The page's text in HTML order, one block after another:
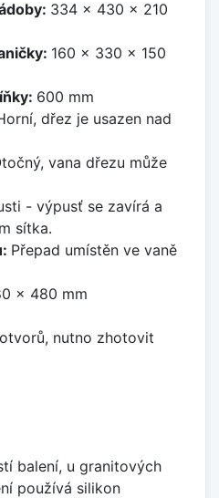
334 x 430 x 210
160 x 330 x 150
600 mm
dřez je usazen nad
vana dřezu může
- výpusť se zavírá a
sítka.
Přepad umístěn ve vaně
x 480 mm
nutno zhotovit
balení, u granitových
používá silikon